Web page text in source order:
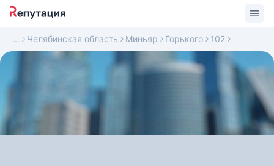
Челябинская область Миньяр Горького 102